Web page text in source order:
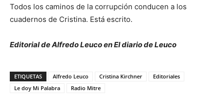
Todos los caminos de la corrupción conducen a los
cuadernos de Cristina. Está escrito.
Editorial de Alfredo Leuco en El diario de Leuco
ETIQUETAS Alfredo Leuco Cristina Kirchner
Editoriales
Le doy Mi Palabra
Radio Mitre